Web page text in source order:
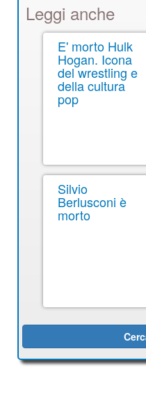
Leggi anche
E' morto Hulk
Hogan. Icona
del wrestling e
della cultura
pop
Silvio
Berlusconi è
morto